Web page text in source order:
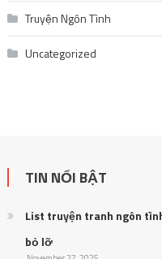
Truyện Ngôn Tình
Uncategorized
TIN NỔI BẬT
List truyện tranh ngôn
bỏ lỡ